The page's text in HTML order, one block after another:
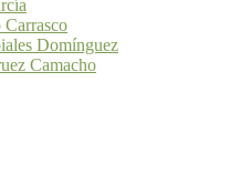
Carrasco
Domínguez
Camacho